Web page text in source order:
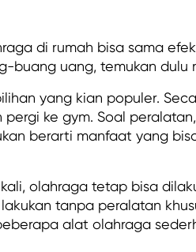
di rumah bisa sama
buang uang, temukan dulu
yang kian populer.
ke gym. Soal
berarti manfaat yang
olahraga tetap bisa
tanpa peralatan
alat olahraga